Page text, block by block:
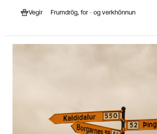
Vegir Frumdrög, for - og verkhönnun